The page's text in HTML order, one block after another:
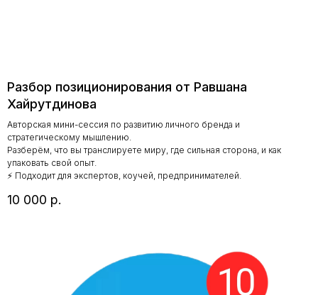
Разбор позиционирования от Равшана
Хайрутдинова
Авторская мини-сессия по развитию личного бренда и
стратегическому мышлению.
Разберём, что вы транслируете миру, где сильная сторона, и как
упаковать свой опыт.
⚡ Подходит для экспертов, коучей, предпринимателей.
10 000 р.